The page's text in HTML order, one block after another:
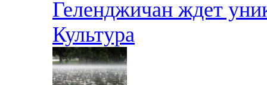
Геленджичан ждет
Культура